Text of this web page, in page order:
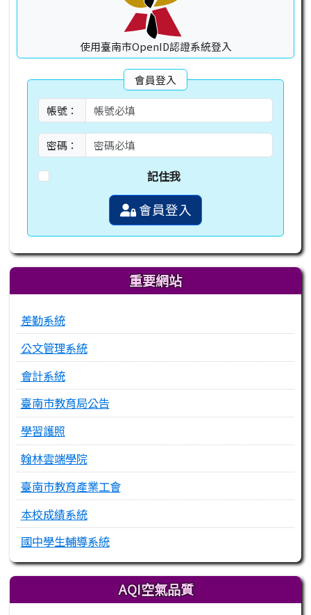
使用臺南市OpenID認證系統登入
會員登入
帳號：
密碼：
記住我
會員登入
重要網站
差勤系統
公文管理系統
會計系統
臺南市教育局公告
學習護照
翰林雲端學院
臺南市教育產業工會
本校成績系統
國中學生輔導系統
AQI空氣品質